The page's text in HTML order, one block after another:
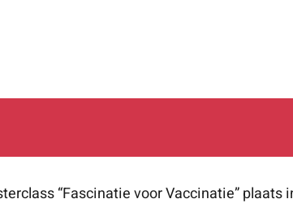
“Fascinatie voor Vaccinatie” plaats